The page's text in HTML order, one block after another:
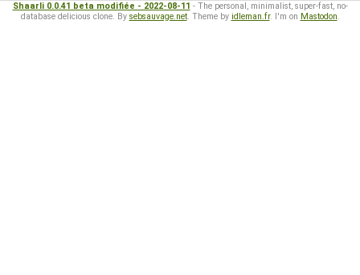
Shaarli 0.0.41 beta modifiée - 2022-08-11 - The personal, minimalist, super-fast, no-
database delicious clone. By sebsauvage.net. Theme by idleman.fr. I'm on Mastodon.